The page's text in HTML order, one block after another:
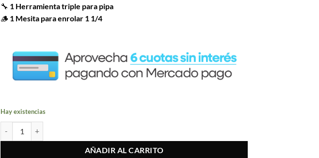
🔧 1 Herramienta triple para pipa
🪵 1 Mesita para enrolar 1 1/4
Hay existencias
AÑADIR AL CARRITO